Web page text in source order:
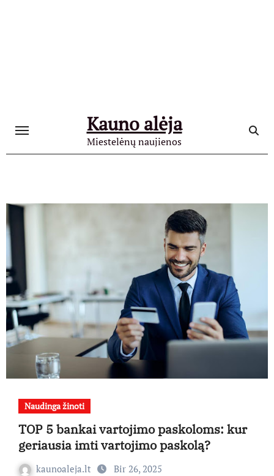
Kauno alėja
Miestelėnų naujienos
Naudinga žinoti
TOP 5 bankai vartojimo paskoloms: kur
geriausia imti vartojimo paskolą?
kaunoaleja.lt Bir 26, 2025